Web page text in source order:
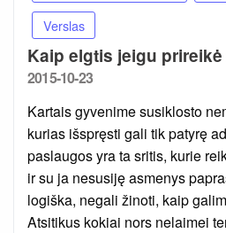
Verslas
Kaip elgtis jeigu
Posted
2015-10-23
Kartais gyvenime susiklosto
kurias išspręsti gali tik patyrę
paslaugos yra ta sritis, kurie
ir su ja nesusiję asmenys
logiška, negali žinoti, kaip
Atsitikus kokiai nors nelaimei